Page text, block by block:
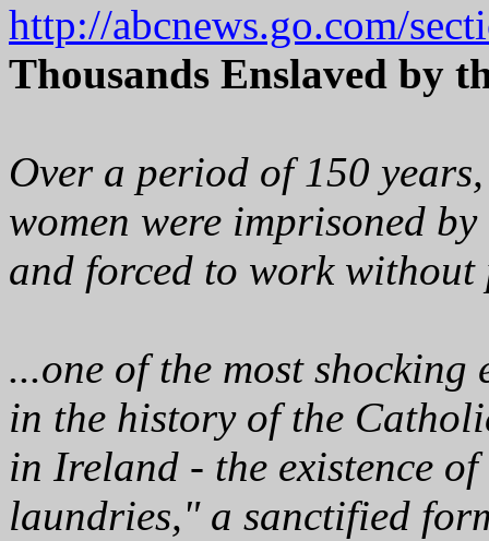
http://abcnews.go.com/
Thousands Enslaved by
Over a period of 150
women were imprisoned
and forced to work without
...one of the most shocking
in the history of the
in Ireland - the existence
laundries," a sanctified